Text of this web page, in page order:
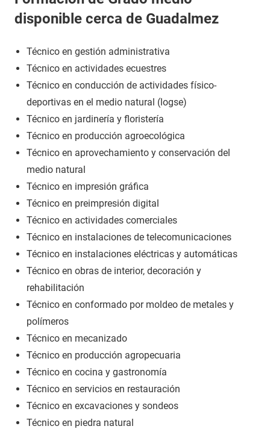
disponible cerca de Guadalmez
Técnico en gestión administrativa
Técnico en actividades ecuestres
Técnico en conducción de actividades físico-
deportivas en el medio natural (logse)
Técnico en jardinería y floristería
Técnico en producción agroecológica
Técnico en aprovechamiento y conservación del
medio natural
Técnico en impresión gráfica
Técnico en preimpresión digital
Técnico en actividades comerciales
Técnico en instalaciones de telecomunicaciones
Técnico en instalaciones eléctricas y automáticas
Técnico en obras de interior, decoración y
rehabilitación
Técnico en conformado por moldeo de metales y
polímeros
Técnico en mecanizado
Técnico en producción agropecuaria
Técnico en cocina y gastronomía
Técnico en servicios en restauración
Técnico en excavaciones y sondeos
Técnico en piedra natural